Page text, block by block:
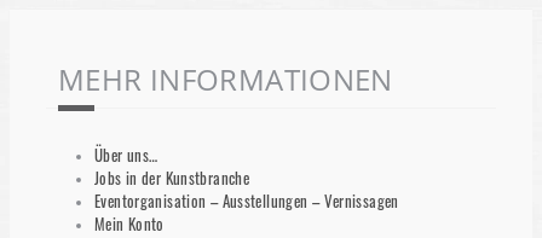
MEHR INFORMATIONEN
Über uns…
Jobs in der Kunstbranche
Eventorganisation – Ausstellungen – Vernissagen
Mein Konto